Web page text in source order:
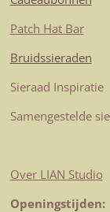
Patch Hat Bar
Bruidssieraden
Sieraad Inspiratie
Samengestelde
Over LIAN Studio
Openingstijden: